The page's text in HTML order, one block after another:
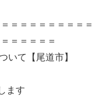
＝＝＝＝＝＝＝＝＝
＝＝＝＝＝
いて【尾道市】
ます